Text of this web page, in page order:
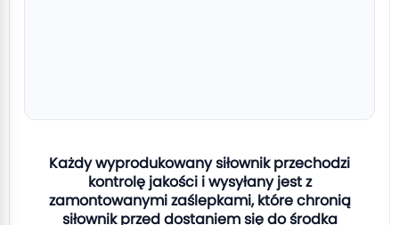
Każdy wyprodukowany siłownik przechodzi
kontrolę jakości i wysyłany jest z
zamontowanymi zaślepkami, które chronią
siłownik przed dostaniem się do środka